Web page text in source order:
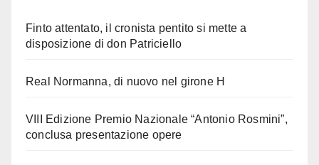
Finto attentato, il cronista pentito si mette a
disposizione di don Patriciello
Real Normanna, di nuovo nel girone H
VIII Edizione Premio Nazionale “Antonio Rosmini”,
conclusa presentazione opere